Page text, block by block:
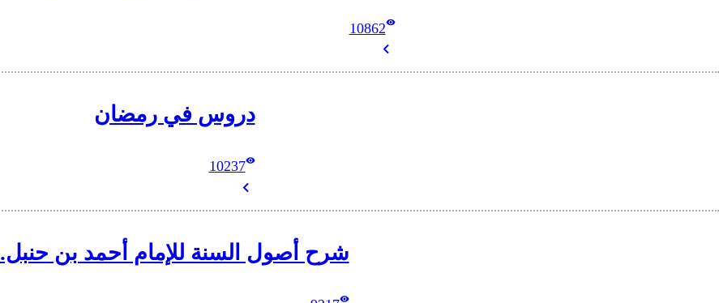
10862
دروس في رمضان
10237
شرح أصول السنة للإمام أحمد بن حنبل.